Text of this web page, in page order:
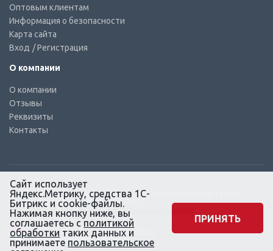
Оптовым клиентам
Информация о безопасности
Карта сайта
Вход / Регистрация
О компании
О компании
Отзывы
Реквизиты
Контакты
© КТС-Дизель – Комплектующие к топливным системам
Все права защищены, 2003 – 2025
Согласие на обработку персональных данных
Сайт создан в маркетинговом
агентстве KLUEV.BZ
Сайт использует
Яндекс.Метрику, средства 1С-
Битрикс и cookie-файлы.
Нажимая кнопку ниже, вы
соглашаетесь с политикой
обработки таких данных и
принимаете пользовательское
ПРИНЯТЬ